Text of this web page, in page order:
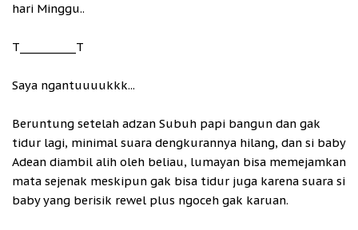
hari Minggu..
T__________T
Saya ngantuuuukkk...
Beruntung setelah adzan Subuh papi bangun dan gak
tidur lagi, minimal suara dengkurannya hilang, dan si baby
Adean diambil alih oleh beliau, lumayan bisa memejamkan
mata sejenak meskipun gak bisa tidur juga karena suara si
baby yang berisik rewel plus ngoceh gak karuan.